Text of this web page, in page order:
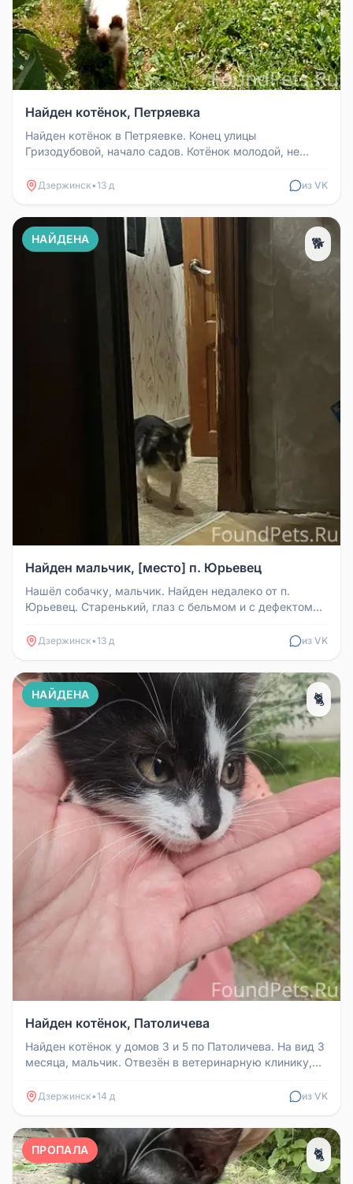
Найден котёнок, Петряевка
Найден котёнок в Петряевке. Конец улицы
Гризодубовой, начало садов. Котёнок молодой, не
Дзержинск•13 д из VK
НАЙДЕНА 🐕
Найден мальчик, [место] п. Юрьевец
Нашёл собачку, мальчик. Найден недалеко от п.
Юрьевец. Старенький, глаз с бельмом и с дефектом
Дзержинск•13 д из VK
НАЙДЕНА 🐈
Найден котёнок, Патоличева
Найден котёнок у домов 3 и 5 по Патоличева. На вид 3
месяца, мальчик. Отвезён в ветеринарную клинику,
Дзержинск•14 д из VK
ПРОПАЛА 🐈